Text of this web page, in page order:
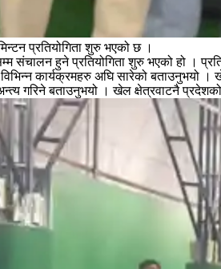
प्रतियोगिता शुरु भएको छ ।
संचालन हुने प्रतियोगिता शुरु भएको हो ।
कार्यक्रमहरु अघि सारेको बताउनुभयो
गरिने बताउनुभयो । खेल क्षेत्रवाटनै